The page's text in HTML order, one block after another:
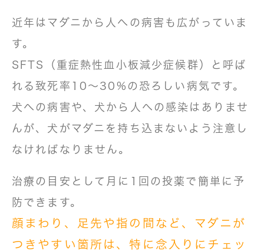
近年はマダニから人への病害も広がっていま
す。
SFTS（重症熱性血小板減少症候群）と呼ば
れる致死率10～30%の恐ろしい病気です。
犬への病害や、犬から人への感染はありませ
んが、犬がマダニを持ち込まないよう注意し
なければなりません。
治療の目安として月に1回の投薬で簡単に予
防できます。
顔まわり、足先や指の間など、マダニが
つきやすい箇所は、特に念入りにチェッ